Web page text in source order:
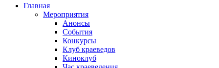
Главная
Мероприятия
Анонсы
События
Конкурсы
Клуб краеведов
Киноклуб